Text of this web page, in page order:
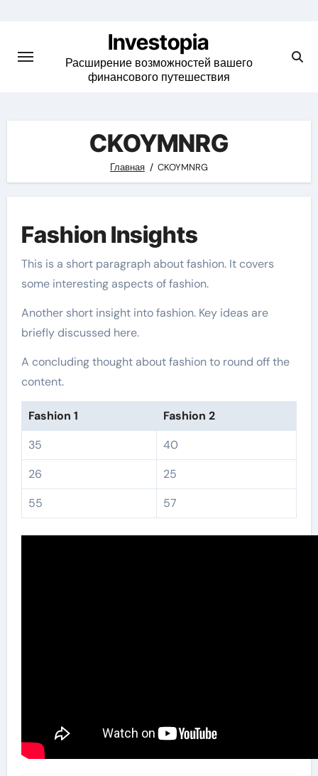
content
Investopia
Расширение возможностей вашего
финансового путешествия
CKOYMNRG
Главная CKOYMNRG
Fashion Insights
This is a short paragraph about fashion. It covers
some interesting aspects of fashion.
Another short insight into fashion. Key ideas are
briefly discussed here.
A concluding thought about fashion to round off the
content.
Fashion 1
Fashion 2
35
40
26
25
55
57